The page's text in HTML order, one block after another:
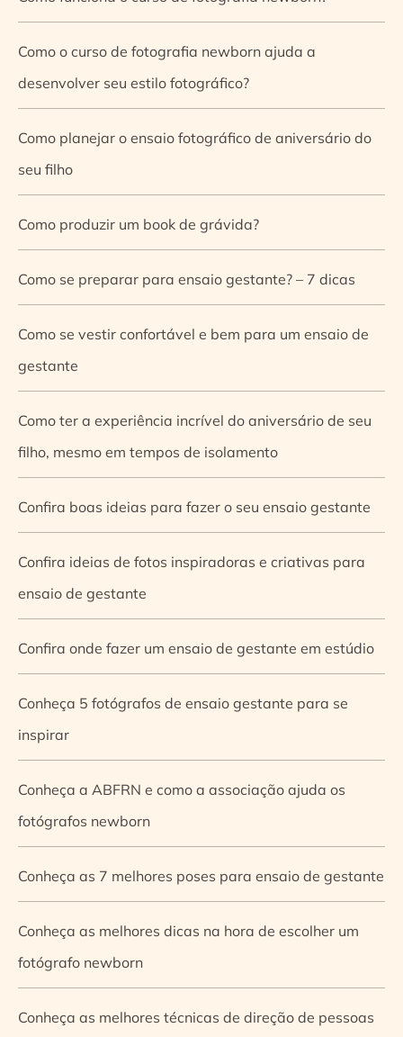
Como o curso de fotografia newborn ajuda a
desenvolver seu estilo fotográfico?
Como planejar o ensaio fotográfico de aniversário do
seu filho
Como produzir um book de grávida?
Como se preparar para ensaio gestante? – 7 dicas
Como se vestir confortável e bem para um ensaio de
gestante
Como ter a experiência incrível do aniversário de seu
filho, mesmo em tempos de isolamento
Confira boas ideias para fazer o seu ensaio gestante
Confira ideias de fotos inspiradoras e criativas para
ensaio de gestante
Confira onde fazer um ensaio de gestante em estúdio
Conheça 5 fotógrafos de ensaio gestante para se
inspirar
Conheça a ABFRN e como a associação ajuda os
fotógrafos newborn
Conheça as 7 melhores poses para ensaio de gestante
Conheça as melhores dicas na hora de escolher um
fotógrafo newborn
Conheça as melhores técnicas de direção de pessoas